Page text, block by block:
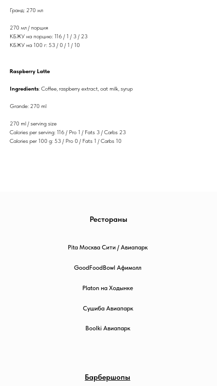
Гранд: 270 мл
270 мл / порция
КБЖУ на порцию: 116 / 1 / 3 / 23
КБЖУ на 100 г: 53 / 0 / 1 / 10
Raspberry Latte
Ingredients: Coffee, raspberry extract, oat milk, syrup
Grande: 270 ml
270 ml / serving size
Calories per serving: 116 / Pro 1 / Fats 3 / Carbs 23
Calories per 100 g: 53 / Pro 0 / Fats 1 / Carbs 10
Барбершопы
Рестораны
Pita Москва Сити / Авиапарк
GoodFoodBowl Афимолл
Platon на Ходынке
Сушиба Авиапарк
Boolki Авиапарк